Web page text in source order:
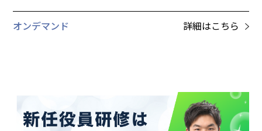
オンデマンド 詳細はこちら